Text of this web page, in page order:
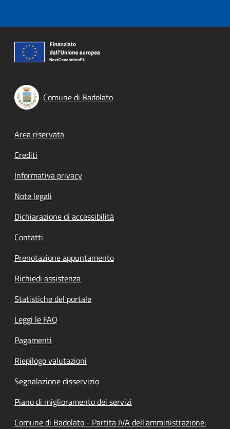
Comune di Badolato
Footer menu
Area riservata
Crediti
Informativa privacy
Note legali
Dichiarazione di accessibilità
Contatti
Prenotazione appuntamento
Richiedi assistenza
Statistiche del portale
Leggi le FAQ
Pagamenti
Riepilogo valutazioni
Segnalazione disservizio
Piano di miglioramento dei servizi
Comune di Badolato - Partita IVA dell'amministrazione: